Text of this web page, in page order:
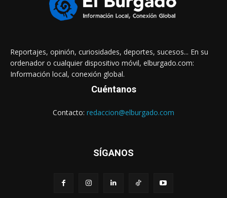
Reportajes, opinión, curiosidades, deportes, sucesos... En su
ordenador o cualquier dispositivo móvil, elburgado.com:
Información local, conexión global.
Cuéntanos
Contacto: redaccion@elburgado.com
SÍGANOS